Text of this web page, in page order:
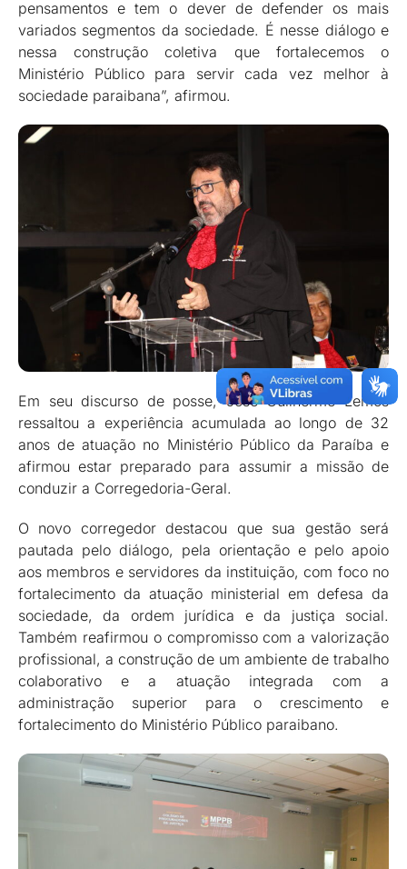
pensamentos e tem o dever de defender os mais
variados segmentos da sociedade. É nesse diálogo e
nessa construção coletiva que fortalecemos o
Ministério Público para servir cada vez melhor à
sociedade paraibana”, afirmou.
Em seu discurso de posse, José Guilherme Lemos
ressaltou a experiência acumulada ao longo de 32
anos de atuação no Ministério Público da Paraíba e
afirmou estar preparado para assumir a missão de
conduzir a Corregedoria-Geral.
O novo corregedor destacou que sua gestão será
pautada pelo diálogo, pela orientação e pelo apoio
aos membros e servidores da instituição, com foco no
fortalecimento da atuação ministerial em defesa da
sociedade, da ordem jurídica e da justiça social.
Também reafirmou o compromisso com a valorização
profissional, a construção de um ambiente de trabalho
colaborativo e a atuação integrada com a
administração superior para o crescimento e
fortalecimento do Ministério Público paraibano.